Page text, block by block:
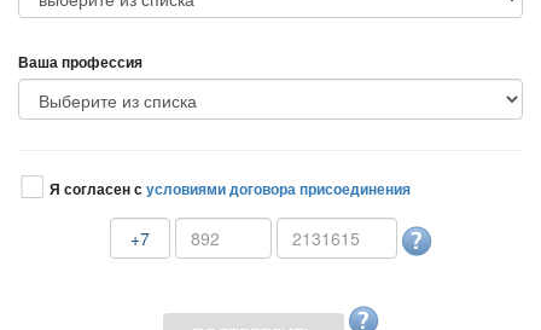
аша профессия
Я согласен сусловиями договора присоединения
+7